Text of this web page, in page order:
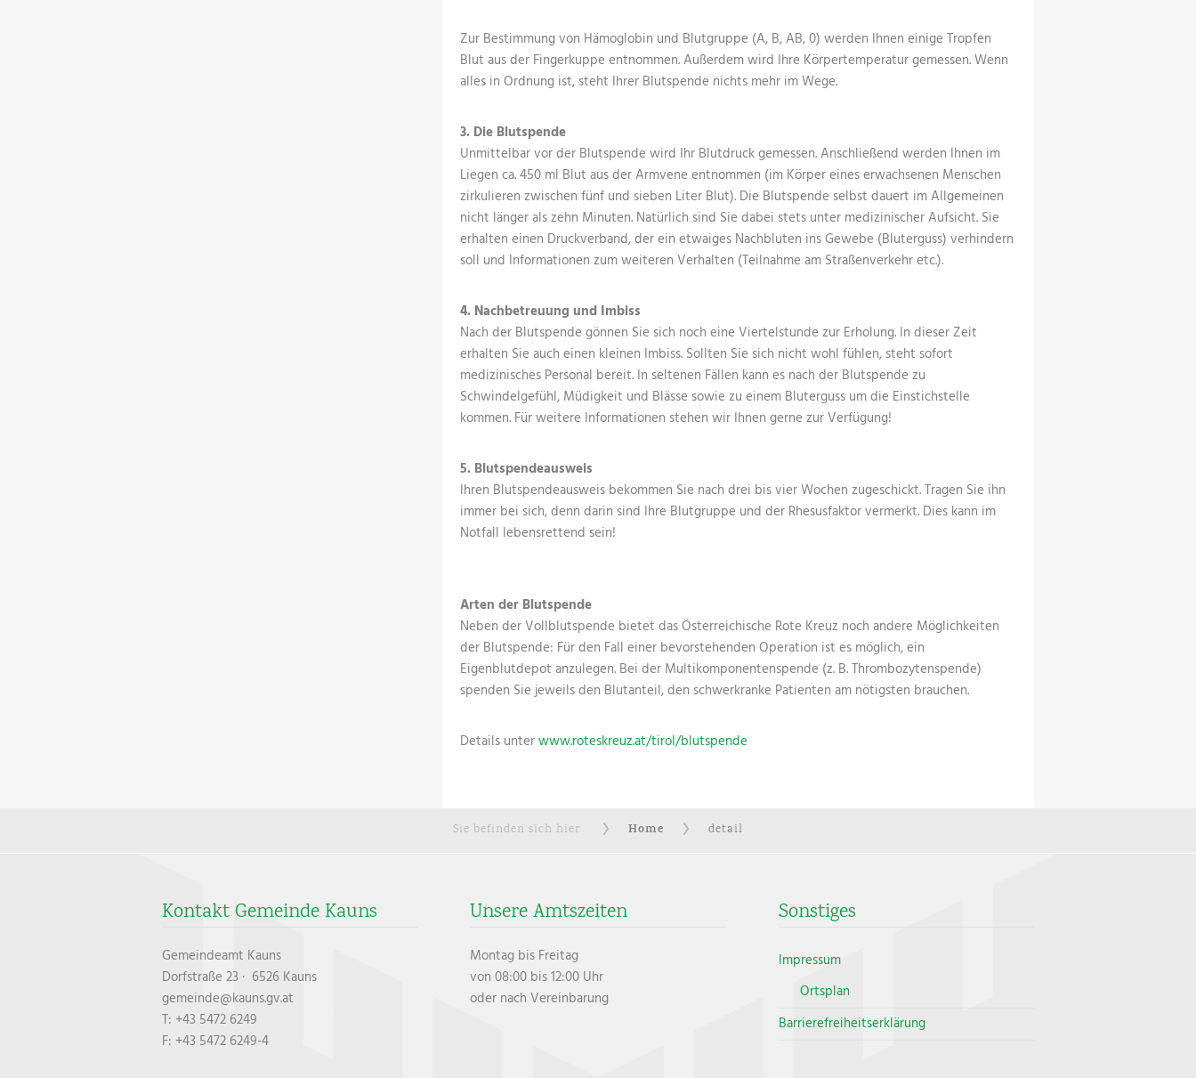
Zur Bestimmung von Hämoglobin und Blutgruppe (A, B, AB, 0) werden Ihnen einige Tropfen
Blut aus der Fingerkuppe entnommen. Außerdem wird Ihre Körpertemperatur gemessen. Wenn
alles in Ordnung ist, steht Ihrer Blutspende nichts mehr im Wege.
3. Die Blutspende
Unmittelbar vor der Blutspende wird Ihr Blutdruck gemessen. Anschließend werden Ihnen im
Liegen ca. 450 ml Blut aus der Armvene entnommen (im Körper eines erwachsenen Menschen
zirkulieren zwischen fünf und sieben Liter Blut). Die Blutspende selbst dauert im Allgemeinen
nicht länger als zehn Minuten. Natürlich sind Sie dabei stets unter medizinischer Aufsicht. Sie
erhalten einen Druckverband, der ein etwaiges Nachbluten ins Gewebe (Bluterguss) verhindern
soll und Informationen zum weiteren Verhalten (Teilnahme am Straßenverkehr etc.).
4. Nachbetreuung und Imbiss
Nach der Blutspende gönnen Sie sich noch eine Viertelstunde zur Erholung. In dieser Zeit
erhalten Sie auch einen kleinen Imbiss. Sollten Sie sich nicht wohl fühlen, steht sofort
medizinisches Personal bereit. In seltenen Fällen kann es nach der Blutspende zu
Schwindelgefühl, Müdigkeit und Blässe sowie zu einem Bluterguss um die Einstichstelle
kommen. Für weitere Informationen stehen wir Ihnen gerne zur Verfügung!
5. Blutspendeausweis
Ihren Blutspendeausweis bekommen Sie nach drei bis vier Wochen zugeschickt. Tragen Sie ihn
immer bei sich, denn darin sind Ihre Blutgruppe und der Rhesusfaktor vermerkt. Dies kann im
Notfall lebensrettend sein!
Arten der Blutspende
Neben der Vollblutspende bietet das Österreichische Rote Kreuz noch andere Möglichkeiten
der Blutspende: Für den Fall einer bevorstehenden Operation ist es möglich, ein
Eigenblutdepot anzulegen. Bei der Multikomponentenspende (z. B. Thrombozytenspende)
spenden Sie jeweils den Blutanteil, den schwerkranke Patienten am nötigsten brauchen.
Details unterwww.roteskreuz.at/tirol/blutspende
Sie befinden sich hier Home detail
Kontakt Gemeinde Kauns
Gemeindeamt Kauns
Dorfstraße 23 · 6526 Kauns
gemeinde@kauns.gv.at
T: +43 5472 6249
F: +43 5472 6249-4
Unsere Amtszeiten
Montag bis Freitag
von 08:00 bis 12:00 Uhr
oder nach Vereinbarung
Sonstiges
Impressum
Ortsplan
Barrierefreiheitserklärung